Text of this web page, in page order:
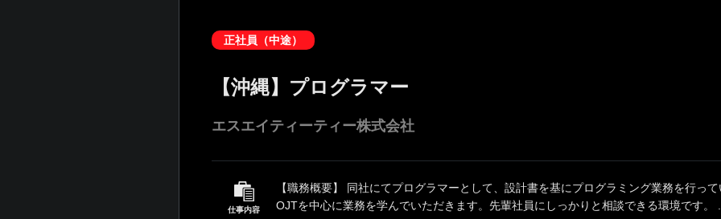
正社員（中途）
【沖縄】プログラマー
エスエイティーティー株式会社
仕事内容
【職務概要】 同社にてプログラマーとして、設計書を基にプログラミング業務を行っ
OJTを中心に業務を学んでいただきます。先輩社員にしっかりと相談できる環境です。 ...